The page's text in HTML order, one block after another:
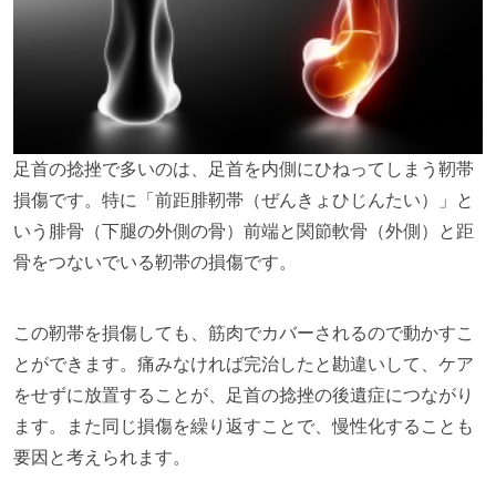
足首の捻挫で多いのは、足首を内側にひねってしまう靭帯
損傷です。特に「前距腓靭帯（ぜんきょひじんたい）」と
いう腓骨（下腿の外側の骨）前端と関節軟骨（外側）と距
骨をつないでいる靭帯の損傷です。
この靭帯を損傷しても、筋肉でカバーされるので動かすこ
とができます。痛みなければ完治したと勘違いして、ケア
をせずに放置することが、足首の捻挫の後遺症につながり
ます。また同じ損傷を繰り返すことで、慢性化することも
要因と考えられます。